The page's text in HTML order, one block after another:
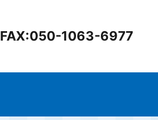
FAX:050-1063-6977